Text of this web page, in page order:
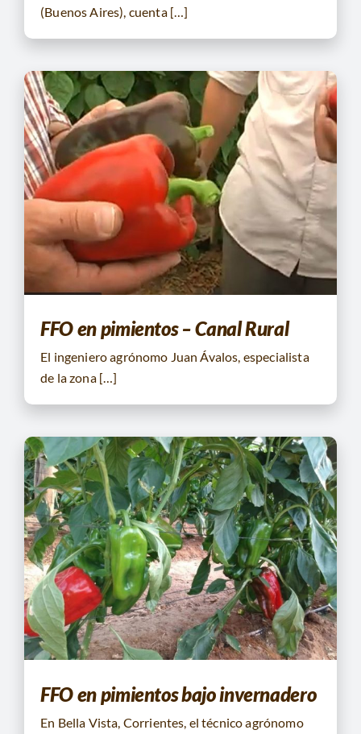
(Buenos Aires), cuenta […]
FFO en pimientos – Canal Rural
El ingeniero agrónomo Juan Ávalos, especialista
de la zona […]
FFO en pimientos bajo invernadero
En Bella Vista, Corrientes, el técnico agrónomo